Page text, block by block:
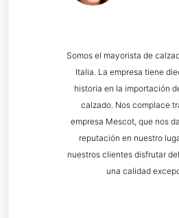
Somos el mayorista de
Italia. La empresa tiene
historia en la importación
calzado. Nos complace
empresa Mescot, que nos
reputación en nuestro
nuestros clientes disfrutar
una calidad